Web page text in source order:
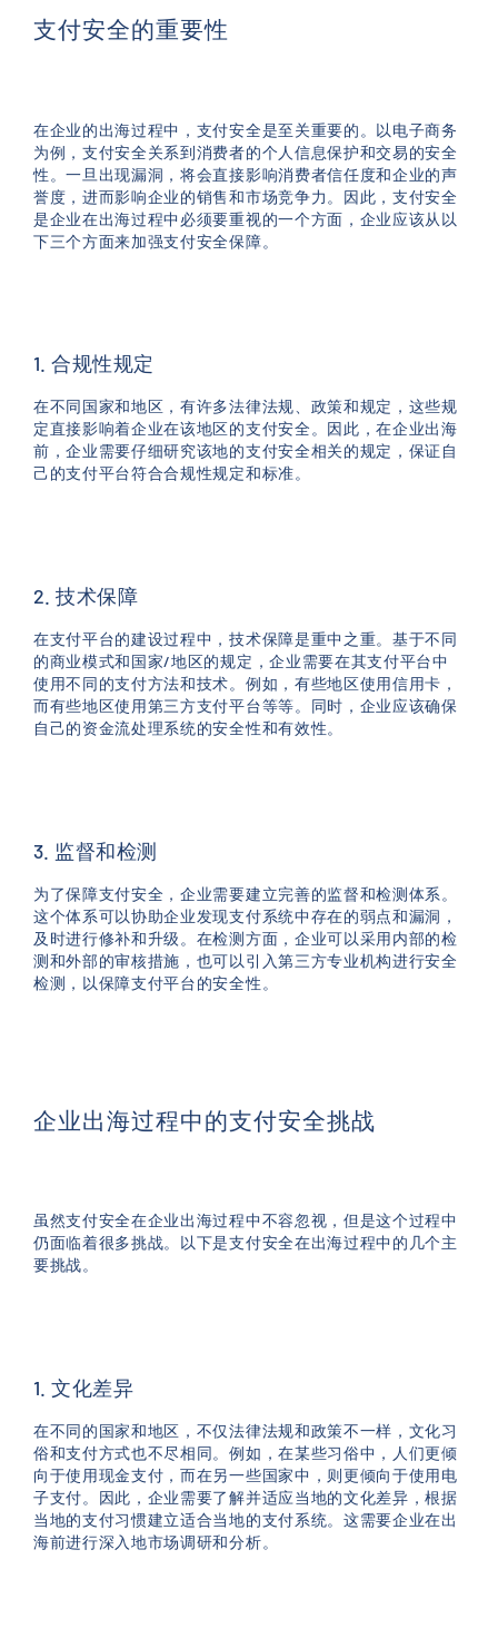
支付安全的重要性
在企业的出海过程中，支付安全是至关重要的。以电子商务
为例，支付安全关系到消费者的个人信息保护和交易的安全
性。一旦出现漏洞，将会直接影响消费者信任度和企业的声
誉度，进而影响企业的销售和市场竞争力。因此，支付安全
是企业在出海过程中必须要重视的一个方面，企业应该从以
下三个方面来加强支付安全保障。
1. 合规性规定
在不同国家和地区，有许多法律法规、政策和规定，这些规
定直接影响着企业在该地区的支付安全。因此，在企业出海
前，企业需要仔细研究该地的支付安全相关的规定，保证自
己的支付平台符合合规性规定和标准。
2. 技术保障
在支付平台的建设过程中，技术保障是重中之重。基于不同
的商业模式和国家/地区的规定，企业需要在其支付平台中
使用不同的支付方法和技术。例如，有些地区使用信用卡，
而有些地区使用第三方支付平台等等。同时，企业应该确保
自己的资金流处理系统的安全性和有效性。
3. 监督和检测
为了保障支付安全，企业需要建立完善的监督和检测体系。
这个体系可以协助企业发现支付系统中存在的弱点和漏洞，
及时进行修补和升级。在检测方面，企业可以采用内部的检
测和外部的审核措施，也可以引入第三方专业机构进行安全
检测，以保障支付平台的安全性。
企业出海过程中的支付安全挑战
虽然支付安全在企业出海过程中不容忽视，但是这个过程中
仍面临着很多挑战。以下是支付安全在出海过程中的几个主
要挑战。
1. 文化差异
在不同的国家和地区，不仅法律法规和政策不一样，文化习
俗和支付方式也不尽相同。例如，在某些习俗中，人们更倾
向于使用现金支付，而在另一些国家中，则更倾向于使用电
子支付。因此，企业需要了解并适应当地的文化差异，根据
当地的支付习惯建立适合当地的支付系统。这需要企业在出
海前进行深入地市场调研和分析。